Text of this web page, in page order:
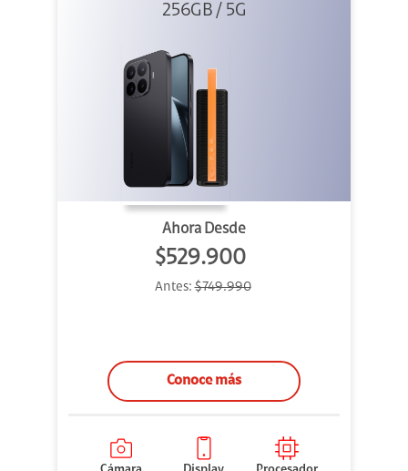
+ Sound
256GB / 5G
Ahora Desde
$529.900
Antes:$749.990
Conoce más